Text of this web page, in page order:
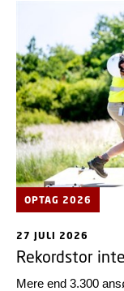
OPTAG 2026
27 JULI 2026
Rekordstor
Mere end 3.300